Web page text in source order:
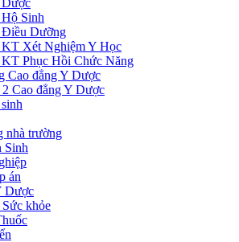
Dược
Sinh
Điều Dưỡng
KT Xét Nghiệm Y Học
KT Phục Hồi Chức Năng
Cao đẳng Y Dược
Cao đẳng Y Dược
nhà trường
Sinh
án
Dược
khỏe